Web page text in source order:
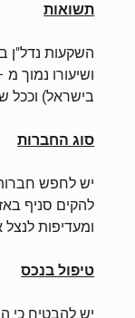
תשואות
בישראל) וככל
סוג החברות
להקים סניף
ומעדיפות
טיפול בנכס
יש להבטיח כי